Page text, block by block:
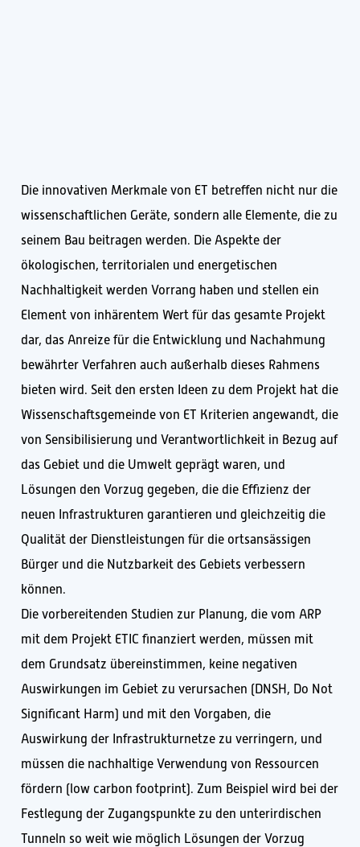
Die innovativen Merkmale von ET betreffen nicht nur die
wissenschaftlichen Geräte, sondern alle Elemente, die zu
seinem Bau beitragen werden. Die Aspekte der
ökologischen, territorialen und energetischen
Nachhaltigkeit werden Vorrang haben und stellen ein
Element von inhärentem Wert für das gesamte Projekt
dar, das Anreize für die Entwicklung und Nachahmung
bewährter Verfahren auch außerhalb dieses Rahmens
bieten wird. Seit den ersten Ideen zu dem Projekt hat die
Wissenschaftsgemeinde von ET Kriterien angewandt, die
von Sensibilisierung und Verantwortlichkeit in Bezug auf
das Gebiet und die Umwelt geprägt waren, und
Lösungen den Vorzug gegeben, die die Effizienz der
neuen Infrastrukturen garantieren und gleichzeitig die
Qualität der Dienstleistungen für die ortsansässigen
Bürger und die Nutzbarkeit des Gebiets verbessern
können.
Die vorbereitenden Studien zur Planung, die vom ARP
mit dem Projekt ETIC finanziert werden, müssen mit
dem Grundsatz übereinstimmen, keine negativen
Auswirkungen im Gebiet zu verursachen (DNSH, Do Not
Significant Harm) und mit den Vorgaben, die
Auswirkung der Infrastrukturnetze zu verringern, und
müssen die nachhaltige Verwendung von Ressourcen
fördern (low carbon footprint). Zum Beispiel wird bei der
Festlegung der Zugangspunkte zu den unterirdischen
Tunneln so weit wie möglich Lösungen der Vorzug